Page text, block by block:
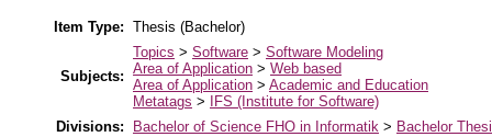
Item Type: Thesis (Bachelor)
Subjects:
Topics > Software > Software Modeling
Area of Application > Web based
Area of Application > Academic and Education
Metatags >
IFS (Institute for Software)
Divisions:
Bachelor of Science FHO in Informatik > Bachelor